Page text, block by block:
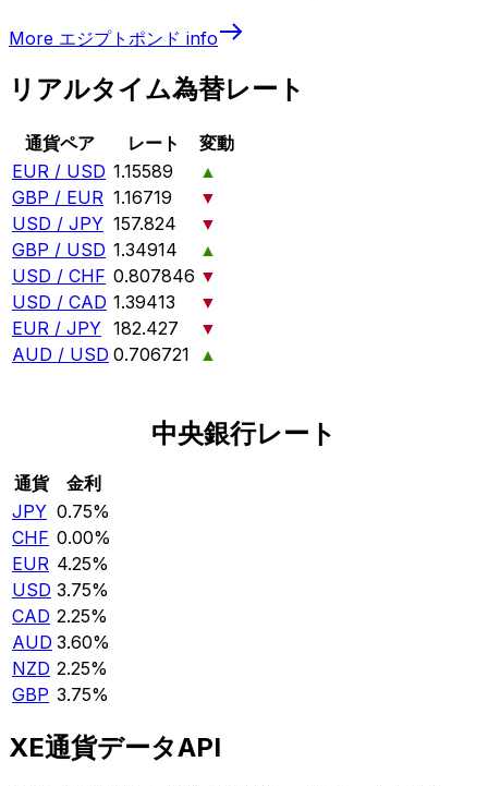
More エジプトポンド info
リアルタイム為替レート
通貨ペア レート
変動
EUR / USD 1.15589
▲
GBP / EUR 1.16719
▼
USD / JPY 157.824
▼
GBP / USD 1.34914
▲
USD / CHF 0.807846 ▼
USD / CAD 1.39413
▼
EUR / JPY 182.427
▼
AUD / USD 0.706721 ▲
中央銀行レート
通貨
金利
JPY 0.75%
CHF 0.00%
EUR 4.25%
USD 3.75%
CAD 2.25%
AUD 3.60%
NZD 2.25%
GBP 3.75%
XE通貨データAPI